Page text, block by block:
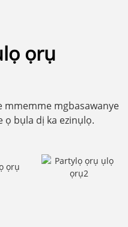
ọrụ
mgbasawanye
ọ bụla dị ka ezinụlọ.